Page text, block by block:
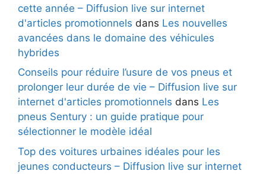
cette année – Diffusion live sur internet
d'articles promotionnels dans Les nouvelles
avancées dans le domaine des véhicules
hybrides
Conseils pour réduire l’usure de vos pneus et
prolonger leur durée de vie – Diffusion live sur
internet d'articles promotionnels dans Les
pneus Sentury : un guide pratique pour
sélectionner le modèle idéal
Top des voitures urbaines idéales pour les
jeunes conducteurs – Diffusion live sur internet